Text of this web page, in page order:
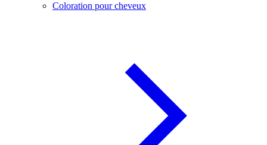
Coloration pour cheveux